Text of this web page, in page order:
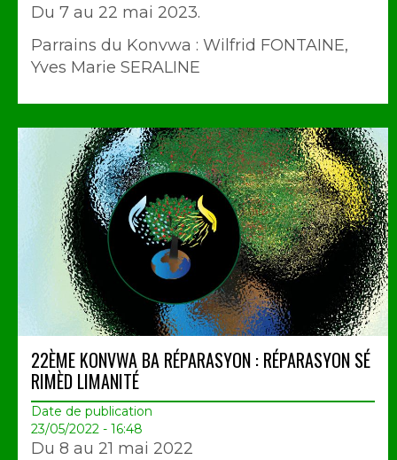
Du 7 au 22 mai 2023.
Parrains du Konvwa : Wilfrid FONTAINE,
Yves Marie SERALINE
22ÈME KONVWA BA RÉPARASYON : RÉPARASYON SÉ
RIMÈD LIMANITÉ
Date de publication
23/05/2022 - 16:48
Du 8 au 21 mai 2022